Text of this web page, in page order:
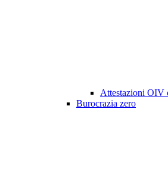
Attestazioni OIV
Burocrazia zero